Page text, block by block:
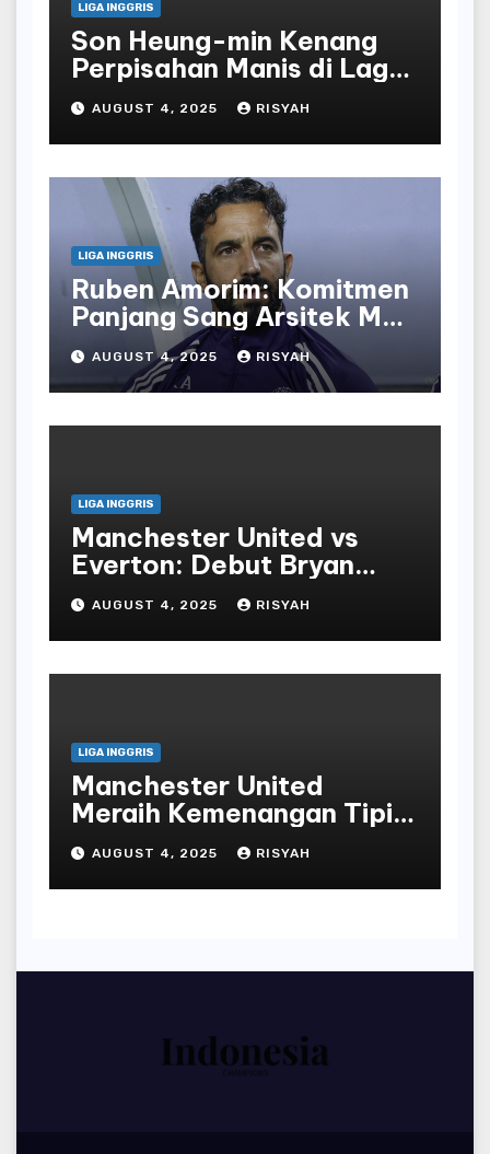
LIGA INGGRIS
Son Heung-min Kenang
Perpisahan Manis di Laga
Terakhir Bersama
Tottenham
AUGUST 4, 2025 RISYAH
LIGA INGGRIS
Ruben Amorim: Komitmen
Panjang Sang Arsitek Man
United
AUGUST 4, 2025 RISYAH
LIGA INGGRIS
Manchester United vs
Everton: Debut Bryan
Mbeumo untuk Red Devils
Menghadapi Toffees
AUGUST 4, 2025 RISYAH
LIGA INGGRIS
Manchester United
Meraih Kemenangan Tipis
atas Everton dengan
Penalti Bruno Fernandes
AUGUST 4, 2025 RISYAH